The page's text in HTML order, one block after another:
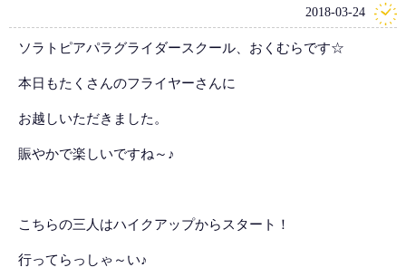
2018-03-24
ソラトピアパラグライダースクール、おくむらです☆
本日もたくさんのフライヤーさんに
お越しいただきました。
賑やかで楽しいですね～♪
こちらの三人はハイクアップからスタート！
行ってらっしゃ～い♪